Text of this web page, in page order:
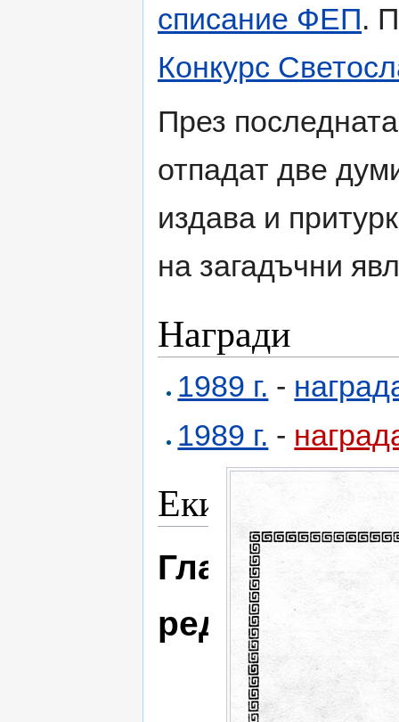
списание ФЕП.
Конкурс
През
отпадат две
издава и
на загадъчни
Награди
1989 г. -
1989 г. -
Екип
Главен
редактор